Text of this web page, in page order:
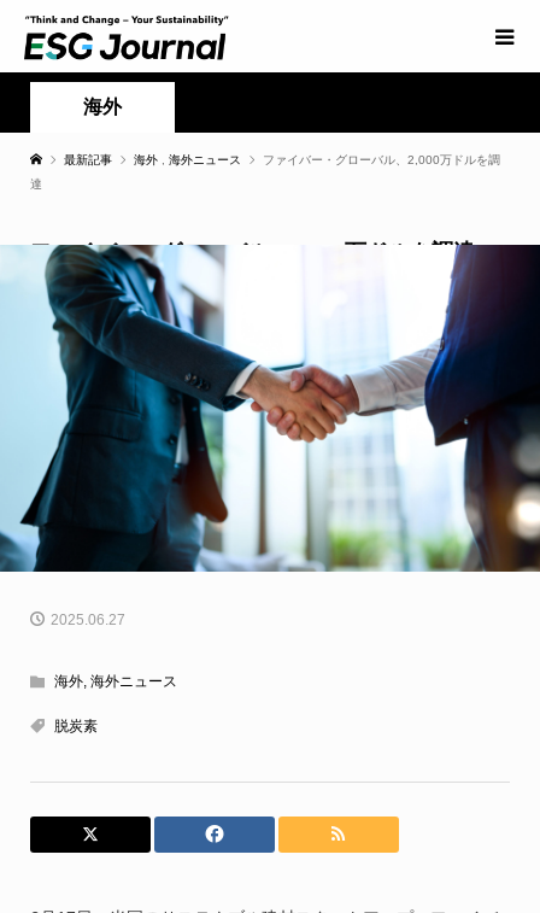
海外
最新記事 海外 海外ニュース
ファイバー・グローバル、2,000万ドルを調
達
ファイバー・グローバル、2,000万ドルを調達
2025.06.27
海外, 海外ニュース
脱炭素